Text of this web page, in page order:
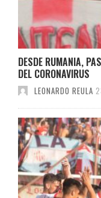
DESDE RUMANIA,
DEL CORONAVIRUS
LEONARDO REULA